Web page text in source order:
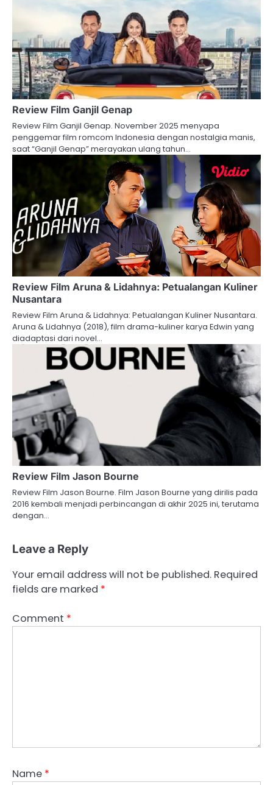
Review Film Ganjil Genap
Review Film Ganjil Genap. November 2025 menyapa
penggemar film romcom Indonesia dengan nostalgia manis,
saat “Ganjil Genap” merayakan ulang tahun…
Review Film Aruna & Lidahnya: Petualangan Kuliner
Nusantara
Review Film Aruna & Lidahnya: Petualangan Kuliner Nusantara.
Aruna & Lidahnya (2018), film drama-kuliner karya Edwin yang
diadaptasi dari novel…
Review Film Jason Bourne
Review Film Jason Bourne. Film Jason Bourne yang dirilis pada
2016 kembali menjadi perbincangan di akhir 2025 ini, terutama
dengan…
Leave a Reply
Your email address will not be published. Required
fields are marked *
Comment *
Name *